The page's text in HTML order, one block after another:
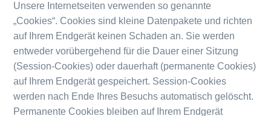
Unsere Internetseiten verwenden so genannte
„Cookies“. Cookies sind kleine Datenpakete und richten
auf Ihrem Endgerät keinen Schaden an. Sie werden
entweder vorübergehend für die Dauer einer Sitzung
(Session-Cookies) oder dauerhaft (permanente Cookies)
auf Ihrem Endgerät gespeichert. Session-Cookies
werden nach Ende Ihres Besuchs automatisch gelöscht.
Permanente Cookies bleiben auf Ihrem Endgerät